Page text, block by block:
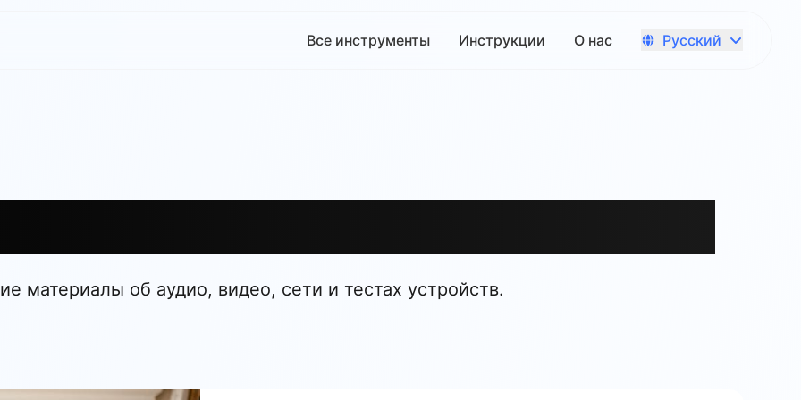
Все инструменты Инструкции О нас Русский
материалы об аудио, видео, сети и тестах устройств.